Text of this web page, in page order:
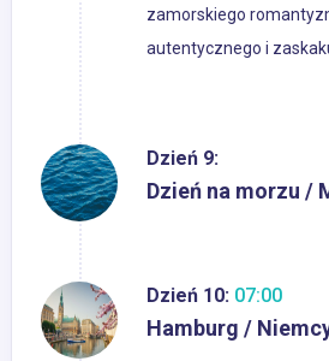
zamorskiego
autentycznego i
Dzień 9:
Dzień na morzu /
Dzień 10: 07:00
Hamburg /